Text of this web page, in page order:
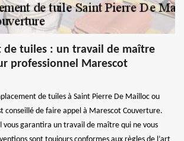
de tuiles : un travail de maître
professionnel Marescot
de tuiles à Saint Pierre De Mailloc ou
conseillé de faire appel à Marescot Couverture.
vous garantira un travail de maître qui ne vous